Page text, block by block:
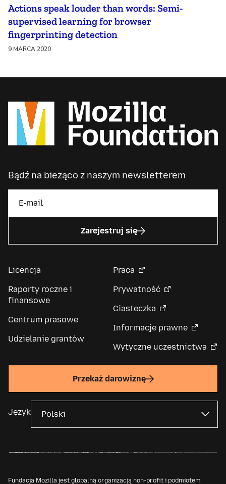
Actions speak louder than words: Semi-
supervised learning for browser
fingerprinting detection
9 MARCA 2020
Bądź na bieżąco z naszym newsletterem
Zarejestruj się
Licencja
Raporty roczne i
finansowe
Centrum prasowe
Udzielanie grantów
Praca
Prywatność
Ciasteczka
Informacje prawne
Wytyczne uczestnictwa
Przekaż darowiznę
Język
Fundacja Mozilla jest globalną organizacją non-profit i podmiotem